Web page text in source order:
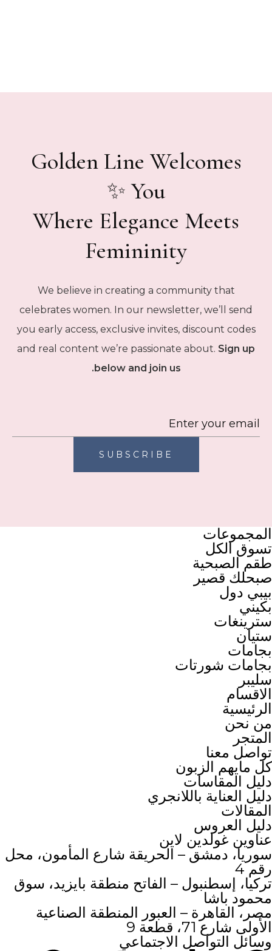
Golden Line Welcomes
You ✨
Where Elegance Meets
Femininity
We believe in creating a community that
celebrates women. In our newsletter, we’ll send
you early access, exclusive invites, discount codes
and real content we’re passionate about. Sign up
below and join us.
SUBSCRIBE
المجموعات
تسوق الكل
طقم الصبحية
صبحلك قصير
بيبي دول
بكيني
سترينغات
ستيان
بجامات
بجامات شورتات
سليبر
الاقسام
الرئيسية
من نحن
المتجر
تواصل معنا
كل مايهم الزبون
دليل المقاسات
دليل العناية باللانجري
المقالات
دليل العروس
عناوين غولدين لاين
سوريا، دمشق – الحريقة شارع المأمون، محل
رقم 4
تركيا، إسطنبول – الفاتح منطقة بايزيد، سوق
محمود باشا
مصر، القاهرة – العبور المنطقة الصناعية
الأولى شارع 71، قطعة 9
وسائل التواصل الاجتماعي